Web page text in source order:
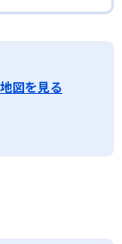
試験対策も行
ミュニケー
の理解もし
最適。ネイ
や試験対策を
能をバランス
とりの進度
、プライベ
、通学型のス
イトで公開
地図を見る